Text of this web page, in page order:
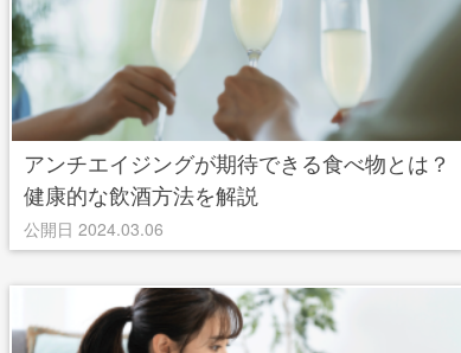
アンチエイジングが期待できる食べ物とは？
健康的な飲酒方法を解説
公開日 2024.03.06